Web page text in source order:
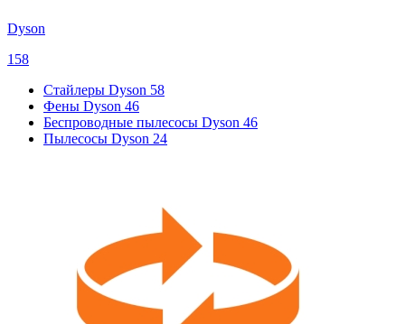
Dyson
158
Стайлеры Dyson 58
Фены Dyson 46
Беспроводные пылесосы Dyson 46
Пылесосы Dyson 24